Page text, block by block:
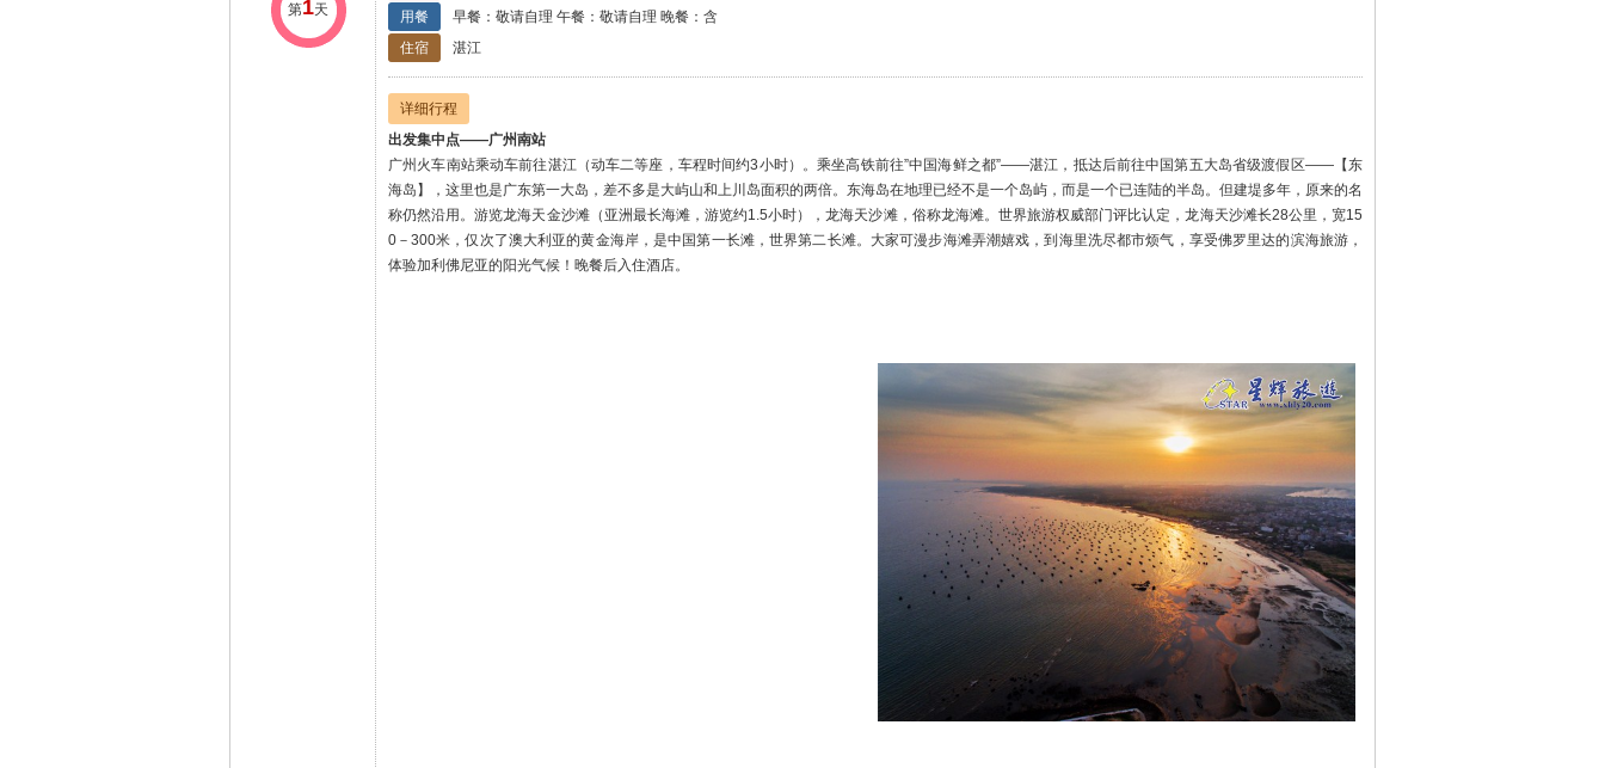
第1天
用餐
早餐：敬请自理 午餐：敬请自理 晚餐：含
住宿
湛江
详细行程
出发集中点——广州南站
广州火车南站乘动车前往湛江（动车二等座，车程时间约3小时）。乘坐高铁前往”中国海鲜之都”——湛江，抵达后前往中国第五大岛省级渡假区——【东
海岛】，这里也是广东第一大岛，差不多是大屿山和上川岛面积的两倍。东海岛在地理已经不是一个岛屿，而是一个已连陆的半岛。但建堤多年，原来的名
称仍然沿用。游览龙海天金沙滩（亚洲最长海滩，游览约1.5小时），龙海天沙滩，俗称龙海滩。世界旅游权威部门评比认定，龙海天沙滩长28公里，宽15
0－300米，仅次了澳大利亚的黄金海岸，是中国第一长滩，世界第二长滩。大家可漫步海滩弄潮嬉戏，到海里洗尽都市烦气，享受佛罗里达的滨海旅游，
体验加利佛尼亚的阳光气候！晚餐后入住酒店。